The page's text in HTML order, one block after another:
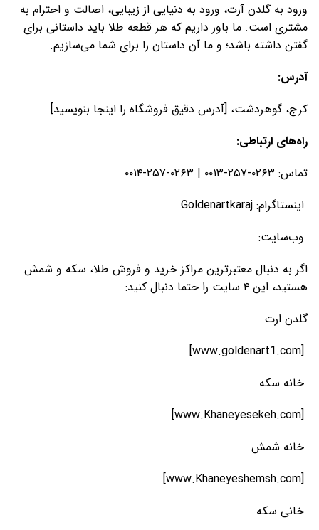
ورود به گلدن آرت، ورود به دنیایی از زیبایی، اصالت و احترام به
مشتری است. ما باور داریم که هر قطعه طلا باید داستانی برای
گفتن داشته باشد؛ و ما آن داستان را برای شما می‌سازیم.
آدرس:
کرج، گوهردشت، [آدرس دقیق فروشگاه را اینجا بنویسید]
راه‌های ارتباطی:
تماس: ۰۲۶۳-۲۵۷-۰۰۱۳ | ۰۲۶۳-۲۵۷-۰۰۱۴
اینستاگرام: Goldenartkaraj
وب‌سایت:
اگر به دنبال معتبرترین مراکز خرید و فروش طلا، سکه و شمش
هستید، این ۴ سایت را حتما دنبال کنید:
گلدن ارت
[www.goldenart1.com]
خانه سکه
[www.Khaneyesekeh.com]
خانه شمش
[www.Khaneyeshemsh.com]
خانی سکه